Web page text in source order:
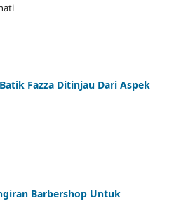
Fazza Ditinjau Dari Aspek
Barbershop Untuk